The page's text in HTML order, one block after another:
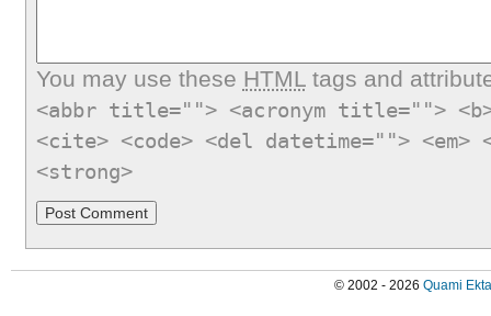
You may use these HTMLtags and
<abbr title=""> <acronym title="">
<cite> <code> <del datetime="">
<strong>
© 2002 - 2026 Quami